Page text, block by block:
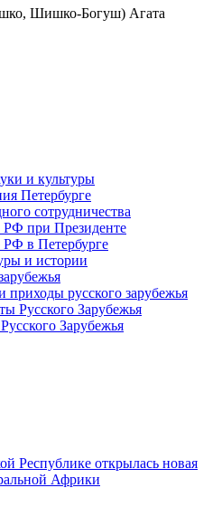
Шишко-Богуш) Агата
и культуры
Петербурге
сотрудничества
РФ при Президенте
РФ в Петербурге
и истории
русского зарубежья
Русского Зарубежья
Зарубежья
Республике открылась новая
Африки